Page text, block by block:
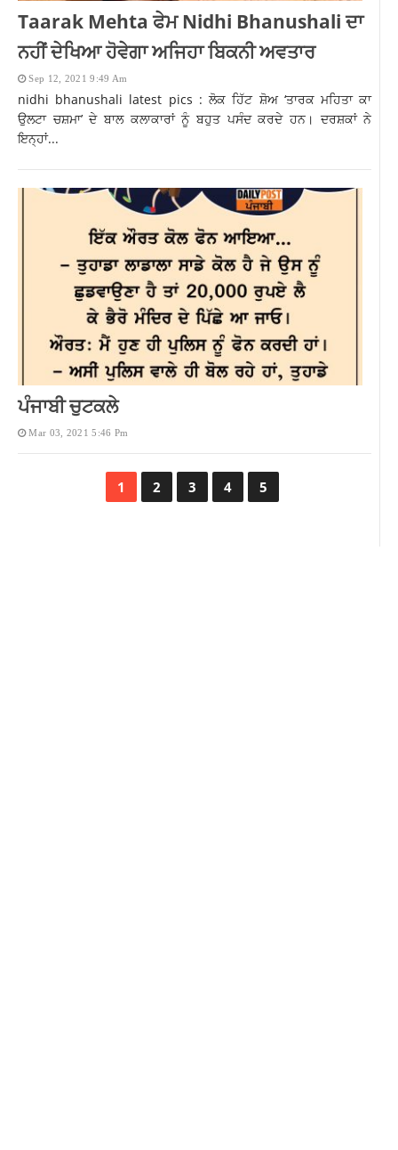
Taarak Mehta ਫੇਮ Nidhi Bhanushali ਦਾ
ਨਹੀਂ ਦੇਖਿਆ ਹੋਵੇਗਾ ਅਜਿਹਾ ਬਿਕਨੀ ਅਵਤਾਰ
Sep 12, 2021 9:49 Am
nidhi bhanushali latest pics : ਲੋਕ ਹਿੱਟ ਸ਼ੋਅ ‘ਤਾਰਕ ਮਹਿਤਾ ਕਾ
ਉਲਟਾ ਚਸ਼ਮਾ’ ਦੇ ਬਾਲ ਕਲਾਕਾਰਾਂ ਨੂੰ ਬਹੁਤ ਪਸੰਦ ਕਰਦੇ ਹਨ। ਦਰਸ਼ਕਾਂ ਨੇ
ਇਨ੍ਹਾਂ...
ਪੰਜਾਬੀ ਚੁਟਕਲੇ
Mar 03, 2021 5:46 Pm
1 2 3 4 5